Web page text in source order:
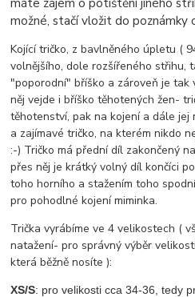
možné, stačí vložit do poznámky
Kojící tričko, z bavlněného úpletu (
volnějšího, dole rozšířeného střihu,
"poporodní" bříško a zároveň je tak
něj vejde i bříško těhotených žen-
těhotenství, pak na kojení a dále jej
a zajímavé tričko, na kterém nikdo
:-) Tričko má přední díl zakončený
přes něj je krátký volný díl končíci
toho horního a stažením toho
pro pohodlné kojení miminka.
Trička vyrábíme ve 4 velikostech (
natažení- pro správný výběr
která běžně nosíte ):
XS/S: pro velikosti cca 34-36, tedy